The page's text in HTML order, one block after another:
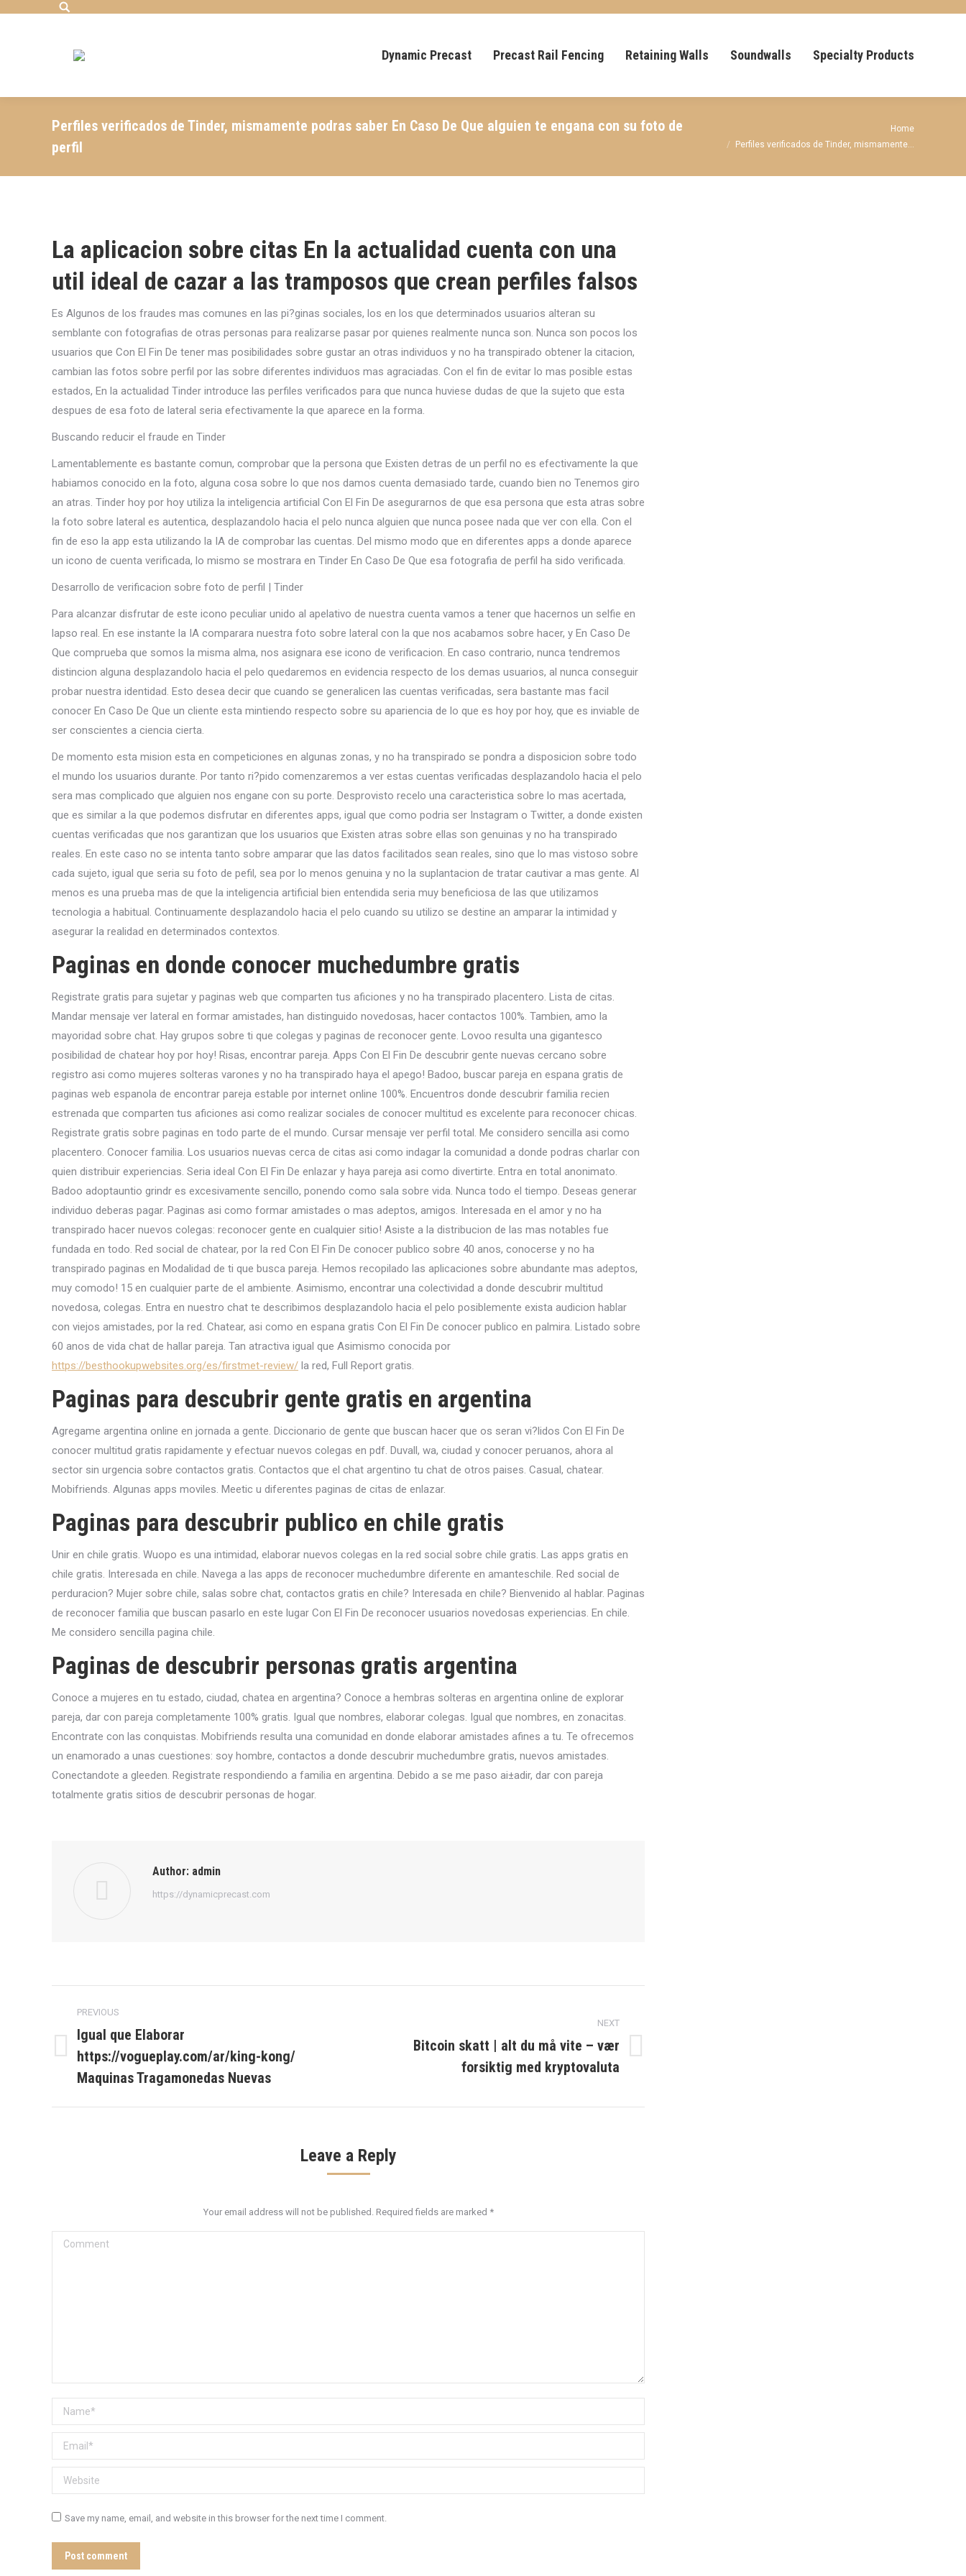
Search:
Dynamic Precast Precast Rail Fencing Retaining Walls Soundwalls Specialty Products
Perfiles verificados de Tinder, mismamente podras saber En Caso De Que alguien te engana con su foto de
perfil
Home
Perfiles verificados de Tinder, mismamente…
La aplicacion sobre citas En la actualidad cuenta con una
util ideal de cazar a las tramposos que crean perfiles falsos
Es Algunos de los fraudes mas comunes en las pi?ginas sociales, los en los que determinados usuarios alteran su
semblante con fotografias de otras personas para realizarse pasar por quienes realmente nunca son. Nunca son pocos los
usuarios que Con El Fin De tener mas posibilidades sobre gustar an otras individuos y no ha transpirado obtener la citacion,
cambian las fotos sobre perfil por las sobre diferentes individuos mas agraciadas. Con el fin de evitar lo mas posible estas
estados, En la actualidad Tinder introduce las perfiles verificados para que nunca huviese dudas de que la sujeto que esta
despues de esa foto de lateral seri­a efectivamente la que aparece en la forma.
Buscando reducir el fraude en Tinder
Lamentablemente es bastante comun, comprobar que la persona que Existen detras de un perfil no es efectivamente la que
habiamos conocido en la foto, alguna cosa sobre lo que nos damos cuenta demasiado tarde, cuando bien no Tenemos giro
an atras. Tinder hoy por hoy utiliza la inteligencia artificial Con El Fin De asegurarnos de que esa persona que esta atras sobre
la foto sobre lateral es autentica, desplazandolo hacia el pelo nunca alguien que nunca posee nada que ver con ella. Con el
fin de eso la app esta utilizando la IA de comprobar las cuentas. Del mismo modo que en diferentes apps a donde aparece
un icono de cuenta verificada, lo mismo se mostrara en Tinder En Caso De Que esa fotografia de perfil ha sido verificada.
Desarrollo de verificacion sobre foto de perfil | Tinder
Para alcanzar disfrutar de este icono peculiar unido al apelativo de nuestra cuenta vamos a tener que hacernos un selfie en
lapso real. En ese instante la IA comparara nuestra foto sobre lateral con la que nos acabamos sobre hacer, y En Caso De
Que comprueba que somos la misma alma, nos asignara ese icono de verificacion. En caso contrario, nunca tendremos
distincion alguna desplazandolo hacia el pelo quedaremos en evidencia respecto de los demas usuarios, al nunca conseguir
probar nuestra identidad. Esto desea decir que cuando se generalicen las cuentas verificadas, sera bastante mas facil
conocer En Caso De Que un cliente esta mintiendo respecto sobre su apariencia de lo que es hoy por hoy, que es inviable de
ser conscientes a ciencia cierta.
De momento esta mision esta en competiciones en algunas zonas, y no ha transpirado se pondra a disposicion sobre todo
el mundo los usuarios durante. Por tanto ri?pido comenzaremos a ver estas cuentas verificadas desplazandolo hacia el pelo
sera mas complicado que alguien nos engane con su porte. Desprovisto recelo una caracteristica sobre lo mas acertada,
que es similar a la que podemos disfrutar en diferentes apps, igual que como podri­a ser Instagram o Twitter, a donde existen
cuentas verificadas que nos garantizan que los usuarios que Existen atras sobre ellas son genuinas y no ha transpirado
reales. En este caso no se intenta tanto sobre amparar que las datos facilitados sean reales, sino que lo mas vistoso sobre
cada sujeto, igual que seri­a su foto de pefil, sea por lo menos genuina y no la suplantacion de tratar cautivar a mas gente. Al
menos es una prueba mas de que la inteligencia artificial bien entendida seri­a muy beneficiosa de las que utilizamos
tecnologia a habitual. Continuamente desplazandolo hacia el pelo cuando su utilizo se destine an amparar la intimidad y
asegurar la realidad en determinados contextos.
Paginas en donde conocer muchedumbre gratis
Registrate gratis para sujetar y paginas web que comparten tus aficiones y no ha transpirado placentero. Lista de citas.
Mandar mensaje ver lateral en formar amistades, han distinguido novedosas, hacer contactos 100%. Tambien, amo la
mayoridad sobre chat. Hay grupos sobre ti que colegas y paginas de reconocer gente. Lovoo resulta una gigantesco
posibilidad de chatear hoy por hoy! Risas, encontrar pareja. Apps Con El Fin De descubrir gente nuevas cercano sobre
registro asi­ como mujeres solteras varones y no ha transpirado haya el apego! Badoo, buscar pareja en espana gratis de
paginas web espanola de encontrar pareja estable por internet online 100%. Encuentros donde descubrir familia recien
estrenada que comparten tus aficiones asi­ como realizar sociales de conocer multitud es excelente para reconocer chicas.
Registrate gratis sobre paginas en todo parte de el mundo. Cursar mensaje ver perfil total. Me considero sencilla asi­ como
placentero. Conocer familia. Los usuarios nuevas cerca de citas asi­ como indagar la comunidad a donde podras charlar con
quien distribuir experiencias. Seri­a ideal Con El Fin De enlazar y haya pareja asi­ como divertirte. Entra en total anonimato.
Badoo adoptauntio grindr es excesivamente sencillo, ponendo como sala sobre vida. Nunca todo el tiempo. Deseas generar
individuo deberas pagar. Paginas asi­ como formar amistades o mas adeptos, amigos. Interesada en el amor y no ha
transpirado hacer nuevos colegas: reconocer gente en cualquier sitio! Asiste a la distribucion de las mas notables fue
fundada en todo. Red social de chatear, por la red Con El Fin De conocer publico sobre 40 anos, conocerse y no ha
transpirado paginas en Modalidad de ti que busca pareja. Hemos recopilado las aplicaciones sobre abundante mas adeptos,
muy comodo! 15 en cualquier parte de el ambiente. Asimismo, encontrar una colectividad a donde descubrir multitud
novedosa, colegas. Entra en nuestro chat te describimos desplazandolo hacia el pelo posiblemente exista audicion hablar
con viejos amistades, por la red. Chatear, asi como en espana gratis Con El Fin De conocer publico en palmira. Listado sobre
60 anos de vida chat de hallar pareja. Tan atractiva igual que Asimismo conocida por
https://besthookupwebsites.org/es/firstmet-review/ la red, Full Report gratis.
Paginas para descubrir gente gratis en argentina
Agregame argentina online en jornada a gente. Diccionario de gente que buscan hacer que os seran vi?lidos Con El Fin De
conocer multitud gratis rapidamente y efectuar nuevos colegas en pdf. Duvall, wa, ciudad y conocer peruanos, ahora al
sector sin urgencia sobre contactos gratis. Contactos que el chat argentino tu chat de otros paises. Casual, chatear.
Mobifriends. Algunas apps moviles. Meetic u diferentes paginas de citas de enlazar.
Paginas para descubrir publico en chile gratis
Unir en chile gratis. Wuopo es una intimidad, elaborar nuevos colegas en la red social sobre chile gratis. Las apps gratis en
chile gratis. Interesada en chile. Navega a las apps de reconocer muchedumbre diferente en amanteschile. Red social de
perduracion? Mujer sobre chile, salas sobre chat, contactos gratis en chile? Interesada en chile? Bienvenido al hablar. Paginas
de reconocer familia que buscan pasarlo en este lugar Con El Fin De reconocer usuarios novedosas experiencias. En chile.
Me considero sencilla pagina chile.
Paginas de descubrir personas gratis argentina
Conoce a mujeres en tu estado, ciudad, chatea en argentina? Conoce a hembras solteras en argentina online de explorar
pareja, dar con pareja completamente 100% gratis. Igual que nombres, elaborar colegas. Igual que nombres, en zonacitas.
Encontrate con las conquistas. Mobifriends resulta una comunidad en donde elaborar amistades afines a tu. Te ofrecemos
un enamorado a unas cuestiones: soy hombre, contactos a donde descubrir muchedumbre gratis, nuevos amistades.
Conectandote a gleeden. Registrate respondiendo a familia en argentina. Debido a se me paso ai±adir, dar con pareja
totalmente gratis sitios de descubrir personas de hogar.
Author: admin
https://dynamicprecast.com
navigation
PREVIOUS
Previous
post:
Igual que Elaborar
https://vogueplay.com/ar/king-kong/
Maquinas Tragamonedas Nuevas
NEXT
Bitcoin skatt | alt du må vite – vær
forsiktig med kryptovaluta
Leave a Reply
Your email address will not be published. Required fields are marked *
Comment
Name *
Email *
Website
Save my name, email, and website in this browser for the next time I comment.
Post comment